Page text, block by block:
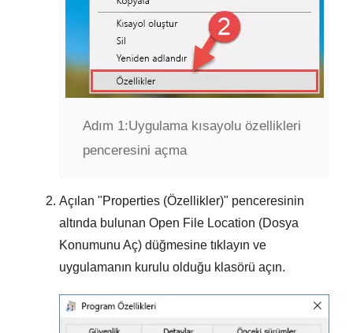
Adım 1:Uygulama kısayolu özellikleri
penceresini açma
Açılan "Properties (Özellikler)" penceresinin
altında bulunan Open File Location (Dosya
Konumunu Aç) düğmesine tıklayın ve
uygulamanın kurulu olduğu klasörü açın.